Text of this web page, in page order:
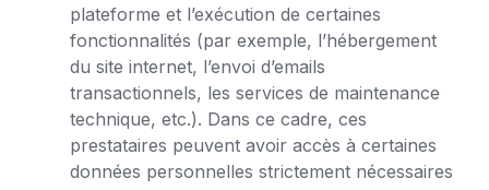
plateforme et l’exécution de certaines
fonctionnalités (par exemple, l’hébergement
du site internet, l’envoi d’emails
transactionnels, les services de maintenance
technique, etc.). Dans ce cadre, ces
prestataires peuvent avoir accès à certaines
données personnelles strictement nécessaires